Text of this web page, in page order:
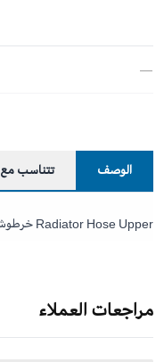
—
الوصف تتناسب مع
Radiator Hose Upper خرطوش رديتر
مراجعات العملاء